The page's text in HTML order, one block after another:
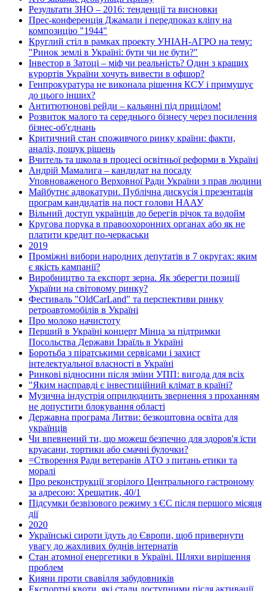
Результати ЗНО – 2016: тенденції та висновки
Прес-конференція Джамали і передпоказ кліпу на
композицію "1944"
Круглий стіл в рамках проекту УНІАН-АГРО на тему:
"Ринок землі в Україні: бути чи не бути?"
Інвестор в Затоці – міф чи реальність? Один з кращих
курортів України хочуть вивести в офшор?
Генпрокуратура не виконала рішення КСУ і примушує
до цього інших?
Антитютюнові рейди – кальянні під прицілом!
Розвиток малого та середнього бізнесу через посилення
бізнес-об'єднань
Критичний стан споживчого ринку країни: факти,
аналіз, пошук рішень
Вчитель та школа в процесі освітньої реформи в Україні
Андрій Мамалига – кандидат на посаду
Уповноваженого Верховної Ради України з прав людини
Майбутнє адвокатури. Публічна дискусія і презентація
програм кандидатів на пост голови НААУ
Вільний доступ українців до берегів річок та водойм
Кругова порука в правоохоронних органах або як не
платити кредит по-черкаськи
2019
Проміжні вибори народних депутатів в 7 округах: яким
є якість кампанії?
Виробництво та експорт зерна. Як зберегти позиції
України на світовому ринку?
Фестиваль "OldCarLand" та перспективи ринку
ретроавтомобілів в Україні
Про молоко начистоту
Перший в Україні концерт Мінца за підтримки
Посольства Держави Ізраїль в Україні
Боротьба з піратськими сервісами і захист
інтелектуальної власності в Україні
Ринкові відносини після зміни УПП: вигода для всіх
"Яким насправді є інвестиційний клімат в країні?
Музична індустрія оприлюднить звернення з проханням
не допустити блокування області
Державна програма Литви: безкоштовна освіта для
українців
Чи впевнений ти, що можеш безпечно для здоров'я їсти
круасани, тортики або смачні булочки?
=Створення Ради ветеранів АТО з питань етики та
моралі
Про реконструкції згорілого Центрального гастроному
за адресою: Хрещатик, 40/1
Підсумки безвізового режиму з ЄС після першого місяця
дії
2020
Українські сироти їдуть до Європи, щоб привернути
увагу до жахливих буднів інтернатів
Стан атомної енергетики в Україні. Шляхи вирішення
проблем
Кияни проти свавілля забудовників
Експортні квоти, які стали доступними після активації